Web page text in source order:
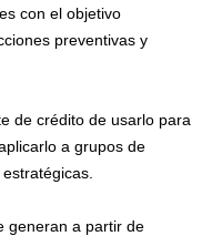
con el objetivo
preventivas y
de crédito de usarlo para
a grupos de
generan a partir de